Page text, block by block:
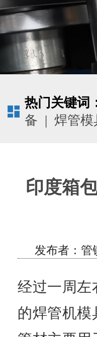
热门关键词
备 | 焊管模
印度箱
发布者：
经过一周左
的焊管机